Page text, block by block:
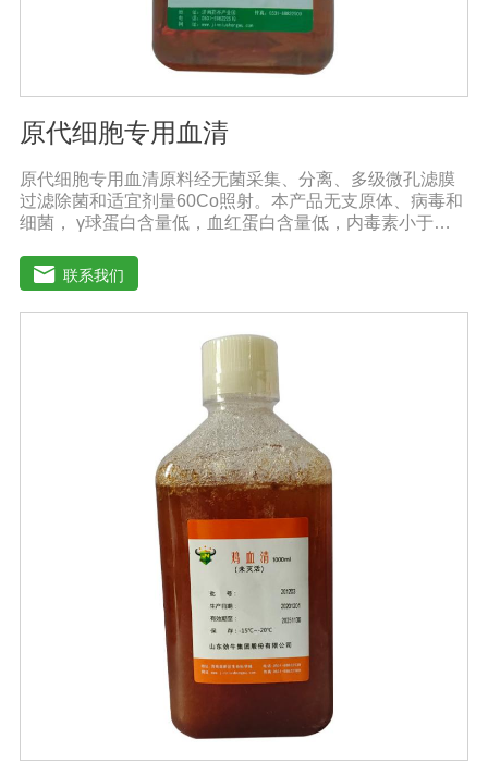
原代细胞专用血清
原代细胞专用血清原料经无菌采集、分离、多级微孔滤膜
过滤除菌和适宜剂量60Co照射。本产品无支原体、病毒和
细菌， γ球蛋白含量低，血红蛋白含量低，内毒素小于
的培养。质量标准：符合《中华人民共和国兽药典》2020
版质量标准。规格：100ml/瓶、250ml/瓶、500ml/瓶保
存：-15℃―-20℃有效期：5年注意事项：1、解冻：采用
逐步解冻法（ -20℃→2-8℃→ 室温），可减少沉淀的产生
使血清质量不会受到影响。
联系我们